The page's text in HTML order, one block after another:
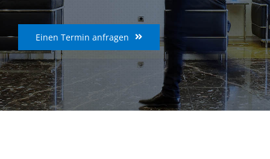
Einen Termin anfragen